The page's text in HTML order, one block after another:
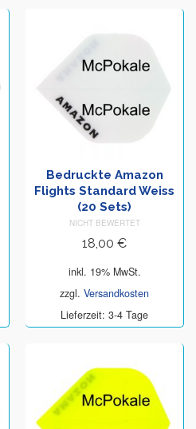
Bedruckte Amazon
Flights Standard Weiss
(20 Sets)
NICHT BEWERTET
18,00 €
inkl. 19% MwSt.
zzgl. Versandkosten
Lieferzeit: 3-4 Tage